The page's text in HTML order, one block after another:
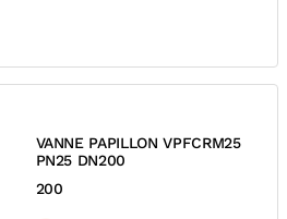
VANNE PAPILLON VPFCRM25
PN25 DN200
200